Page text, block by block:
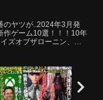
のヤツが..2024年3月発
作ゲーム10選！！！10年
ズオブザローニン、ほ